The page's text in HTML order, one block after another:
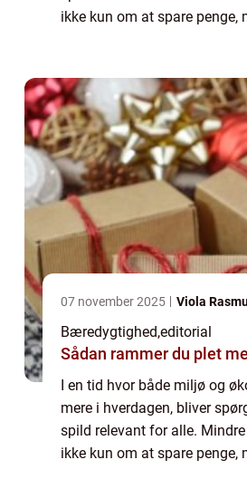
ikke kun om at spare penge,
07 november 2025 Viola
Bæredygtighed,editorial
Sådan rammer du plet
I en tid hvor både miljø og
mere i hverdagen, bliver
spild relevant for alle.
ikke kun om at spare penge,